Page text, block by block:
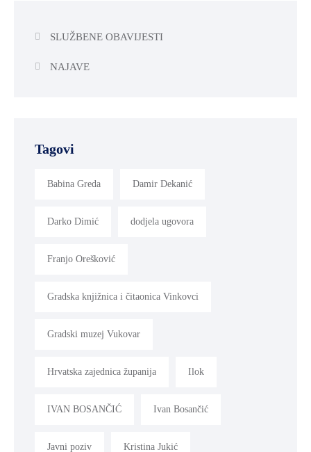
SLUŽBENE OBAVIJESTI
NAJAVE
Tagovi
Babina Greda Damir Dekanić
Darko Dimić dodjela ugovora
Franjo Orešković
Gradska knjižnica i čitaonica Vinkovci
Gradski muzej Vukovar
Hrvatska zajednica županija Ilok
IVAN BOSANČIĆ Ivan Bosančić
Javni poziv Kristina Jukić